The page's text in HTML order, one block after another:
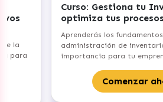
la
para
Curso: Gestiona tu
optimiza tus procesos
Aprenderás los fundamentos
administración de
importancia para tu
Comenzar